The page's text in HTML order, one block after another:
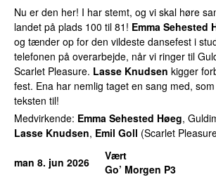
Nu er den her! I har stemt, og vi skal høre
landet på plads 100 til 81! Emma Sehested
og tænder op for den vildeste dansefest i
telefonen på overarbejde, når vi ringer til
Scarlet Pleasure. Lasse Knudsen kigger
fest. Ena har nemlig taget en sang med,
teksten til!
Medvirkende: Emma Sehested Høeg,
Lasse Knudsen, Emil Goll (Scarlet
man 8. jun 2026
Vært
Go’ Morgen P3